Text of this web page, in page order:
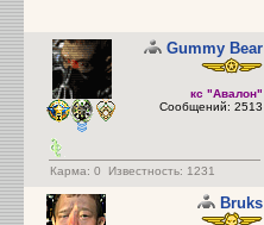
Gummy Bear
кс "Авалон"
Сообщений: 2513
Карма: 0 Известность: 1231
Bruks